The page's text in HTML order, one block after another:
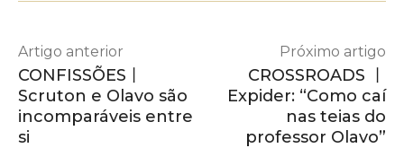
Artigo anterior
CONFISSÕES丨
Scruton e Olavo são
incomparáveis entre
si
Próximo artigo
CROSSROADS 丨
Expider: “Como caí
nas teias do
professor Olavo”